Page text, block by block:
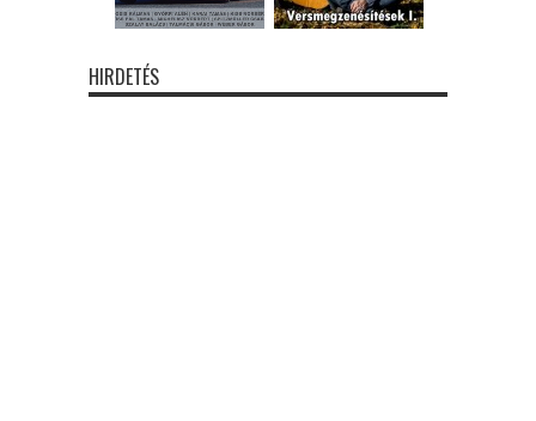
HIRDETÉS